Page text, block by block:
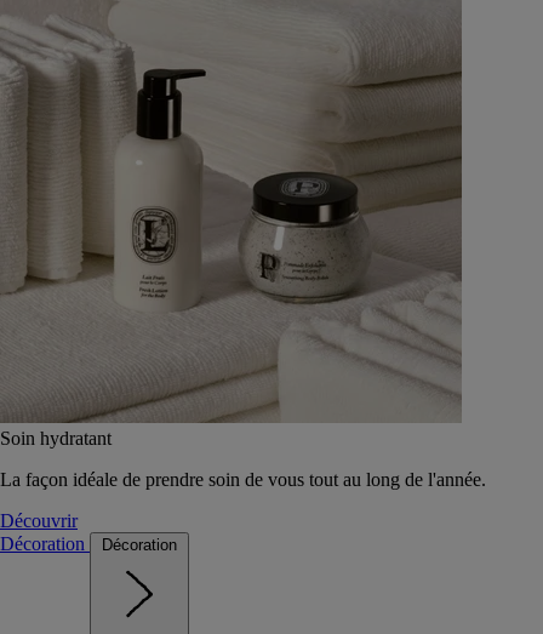
Soin hydratant
La façon idéale de prendre soin de vous tout au long de l'année.
Découvrir
Décoration
Décoration